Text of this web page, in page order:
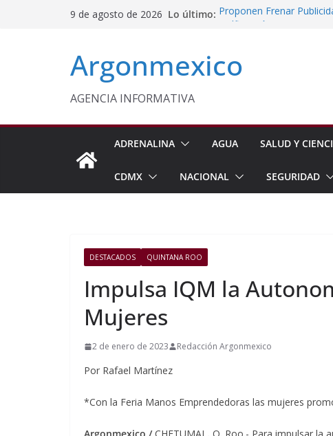
9 de agosto de 2026 Lo último: Proponen Frenar
Café Mexiquense
Exportación
Sheinbaum y Delfina
Nuevo CBTA en Texcoco
Argonmexico
AGENCIA INFORMATIVA
ADRENALINA AGUA SALUD Y
CDMX NACIONAL SEGURIDAD
DESTACADOS QUINTANA ROO
Impulsa IQM la
Mujeres
2 de enero de 2023 Redacción Argonmexico
Por Rafael Martínez
*Con la Feria Manos Emprendedoras las mujeres